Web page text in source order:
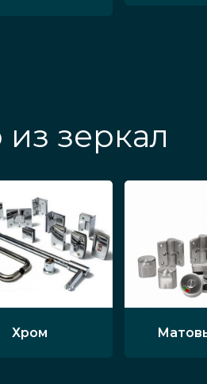
зеркал
Хром